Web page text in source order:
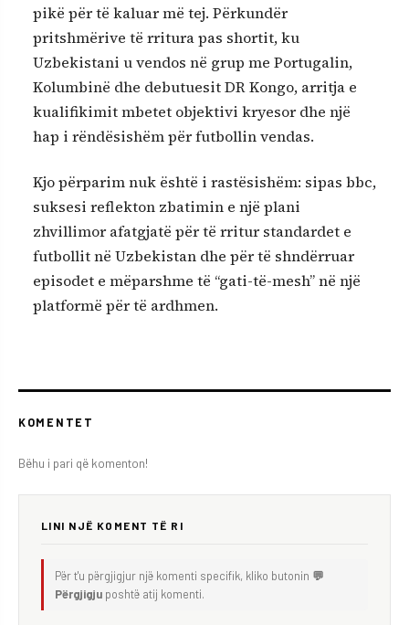
pikë për të kaluar më tej. Përkundër
pritshmërive të rritura pas shortit, ku
Uzbekistani u vendos në grup me Portugalin,
Kolumbinë dhe debutuesit DR Kongo, arritja e
kualifikimit mbetet objektivi kryesor dhe një
hap i rëndësishëm për futbollin vendas.
Kjo përparim nuk është i rastësishëm: sipas bbc,
suksesi reflekton zbatimin e një plani
zhvillimor afatgjatë për të rritur standardet e
futbollit në Uzbekistan dhe për të shndërruar
episodet e mëparshme të “gati-të-mesh” në një
platformë për të ardhmen.
KOMENTET
Bëhu i pari që komenton!
LINI NJË KOMENT TË RI
Për t'u përgjigjur një komenti specifik, kliko butonin 💬
Përgjigju poshtë atij komenti.